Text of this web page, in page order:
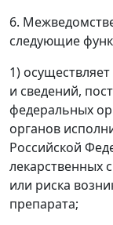
6.
следующие
1)
и сведений,
федеральных
органов
Российской
лекарственных
или риска
препарата;